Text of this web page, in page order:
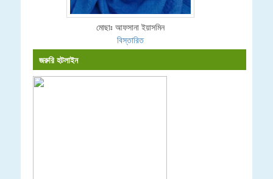
মোছাঃ আফসানা ইয়াসমিন
বিস্তারিত
জরুরি হটলাইন